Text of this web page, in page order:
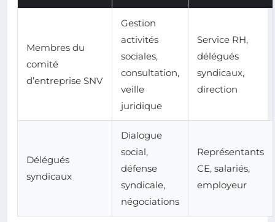
Membres du
comité
d’entreprise SNV
Gestion
activités
sociales,
consultation,
veille
juridique
Service RH,
délégués
syndicaux,
direction
Délégués
syndicaux
Dialogue
social,
défense
syndicale,
négociations
Représentants
CE, salariés,
employeur